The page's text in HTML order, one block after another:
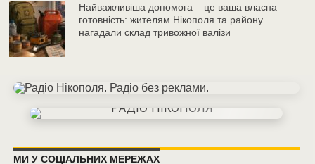
Найважливіша допомога – це ваша власна
готовність: жителям Нікополя та району
нагадали склад тривожної валізи
МИ У СОЦІАЛЬНИХ МЕРЕЖАХ